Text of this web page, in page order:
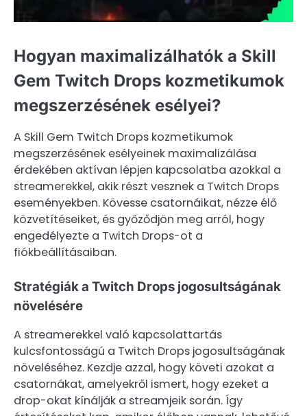
Hogyan maximalizálhatók a Skill
Gem Twitch Drops kozmetikumok
megszerzésének esélyei?
A Skill Gem Twitch Drops kozmetikumok
megszerzésének esélyeinek maximalizálása
érdekében aktívan lépjen kapcsolatba azokkal a
streamerekkel, akik részt vesznek a Twitch Drops
eseményekben. Kövesse csatornáikat, nézze élő
közvetítéseiket, és győződjön meg arról, hogy
engedélyezte a Twitch Drops-ot a
fiókbeállításaiban.
Stratégiák a Twitch Drops jogosultságának
növelésére
A streamerekkel való kapcsolattartás
kulcsfontosságú a Twitch Drops jogosultságának
növeléséhez. Kezdje azzal, hogy követi azokat a
csatornákat, amelyekről ismert, hogy ezeket a
drop-okat kínálják a streamjeik során. Így